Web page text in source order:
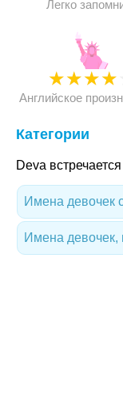
Легко
★★★★
Английское
Категории
Deva
Имена девочек
Имена